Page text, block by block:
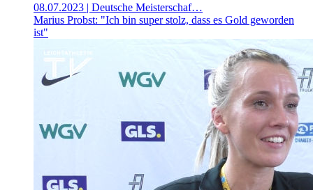
08.07.2023 | Deutsche Meisterschaf…
Marius Probst: "Ich bin super stolz, dass es Gold geworden
ist"